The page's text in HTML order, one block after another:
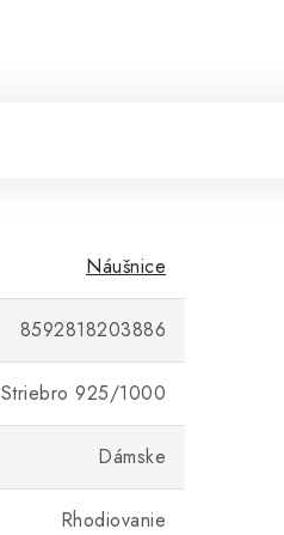
Náušnice
8592818203886
Striebro 925/1000
Dámske
Rhodiovanie